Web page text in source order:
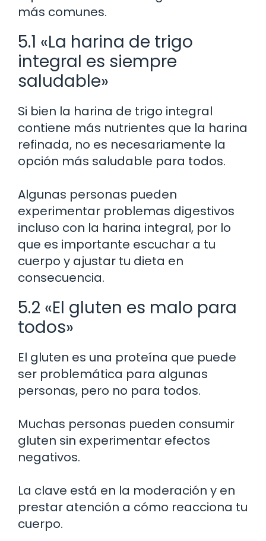
más comunes.
5.1 «La harina de trigo
integral es siempre
saludable»
Si bien la harina de trigo integral
contiene más nutrientes que la harina
refinada, no es necesariamente la
opción más saludable para todos.
Algunas personas pueden
experimentar problemas digestivos
incluso con la harina integral, por lo
que es importante escuchar a tu
cuerpo y ajustar tu dieta en
consecuencia.
5.2 «El gluten es malo para
todos»
El gluten es una proteína que puede
ser problemática para algunas
personas, pero no para todos.
Muchas personas pueden consumir
gluten sin experimentar efectos
negativos.
La clave está en la moderación y en
prestar atención a cómo reacciona tu
cuerpo.